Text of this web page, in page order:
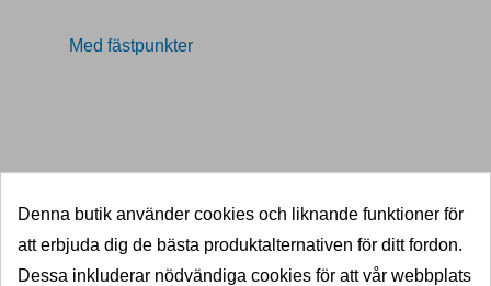
Med fästpunkter
SNABB LEVERANS
5000 dragkrokar i lager
Denna butik använder cookies och liknande funktioner för
att erbjuda dig de bästa produktalternativen för ditt fordon.
Dessa inkluderar nödvändiga cookies för att vår webbplats